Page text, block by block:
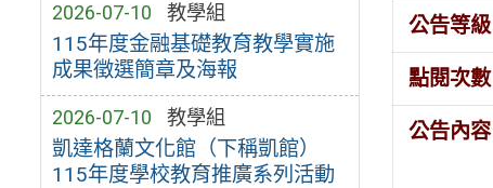
2026-07-10 教學組
115年度金融基礎教育教學實施
成果徵選簡章及海報
2026-07-10 教學組
凱達格蘭文化館（下稱凱館）
115年度學校教育推廣系列活動
公告等級
點閱次數
公告內容